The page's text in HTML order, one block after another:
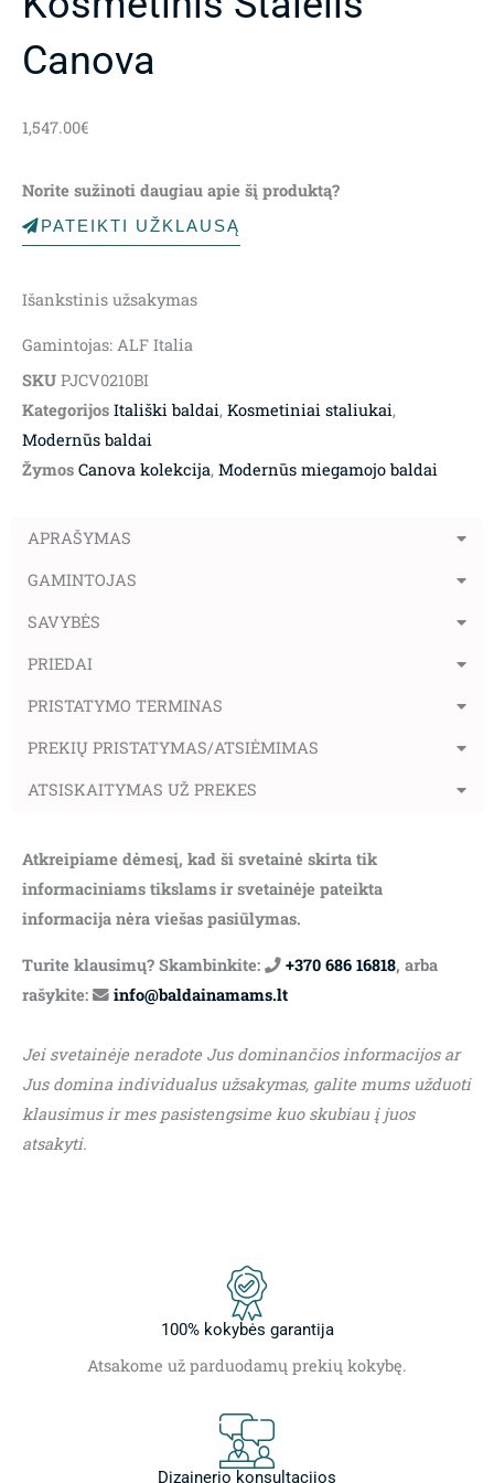
Canova
1,547.00€
Norite sužinoti daugiau apie šį produktą?
PATEIKTI UŽKLAUSĄ
Išankstinis užsakymas
Gamintojas: ALF Italia
SKU PJCV0210BI
Kategorijos Itališki baldai, Kosmetiniai staliukai,
Modernūs baldai
Žymos Canova kolekcija, Modernūs miegamojo baldai
APRAŠYMAS
GAMINTOJAS
SAVYBĖS
PRIEDAI
PRISTATYMO TERMINAS
PREKIŲ PRISTATYMAS/ATSIĖMIMAS
ATSISKAITYMAS UŽ PREKES
Atkreipiame dėmesį, kad ši svetainė skirta tik
informaciniams tikslams ir svetainėje pateikta
informacija nėra viešas pasiūlymas.
Turite klausimų? Skambinkite: +370 686 16818, arba
rašykite:
info@baldainamams.lt
Jei svetainėje neradote Jus dominančios informacijos ar
Jus domina individualus užsakymas, galite mums užduoti
klausimus ir mes pasistengsime kuo skubiau į juos
atsakyti.
100% kokybės garantija
Atsakome už parduodamų prekių kokybę.
Dizainerio konsultacijos